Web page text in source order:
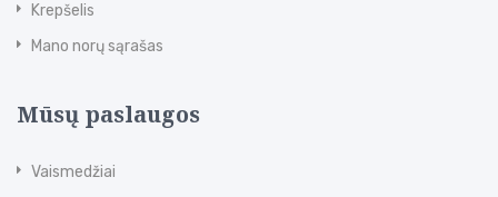
Krepšelis
Mano norų sąrašas
Mūsų paslaugos
Vaismedžiai